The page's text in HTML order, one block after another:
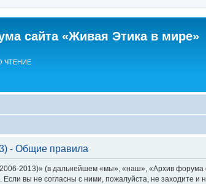
сайта «Живая Этика в мире»
ЧТЕНИЕ
- Общие правила
2013)» (в дальнейшем «мы», «наш», «Архив
вы не согласны с ними, пожалуйста, не заходите